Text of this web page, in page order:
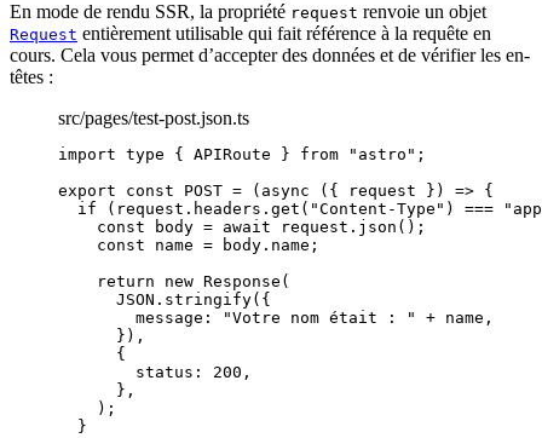
En mode de rendu SSR, la propriété request renvoie un objet
Request entièrement utilisable qui fait référence à la requête en
cours. Cela vous permet d’accepter des données et de vérifier les en-
têtes :
src/pages/test-post.json.ts
import type { APIRoute } from " astro " ;
export const POST = ( async ( { request } )
=> {
if
(request . headers . get ( "Content-Type " ) === "
const
body = await request . json () ;
const name = body . name ;
return new Response (
JSON . stringify( {
message:
"Votre nom était : " + name ,
} ) ,
{
status: 200 ,
},
) ;
}